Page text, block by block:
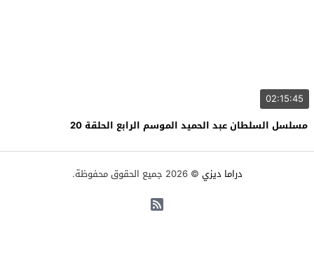
02:15:45
مسلسل السلطان عبد الحميد الموسم الرابع الحلقة 20
دراما ديزي © 2026 جميع الحقوق محفوظة.